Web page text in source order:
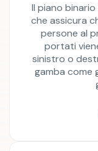
Il piano
che assicura
persone al
portati
sinistro o
gamba come